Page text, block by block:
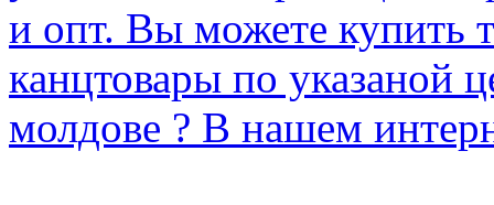
и опт. Вы можете купить
канцтовары по указаной
молдове ? В нашем